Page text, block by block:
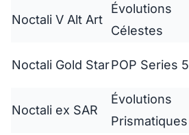
Noctali V Alt Art
Évolutions
Célestes
Noctali Gold StarPOP Series 5
Noctali ex SAR
Évolutions
Prismatiques